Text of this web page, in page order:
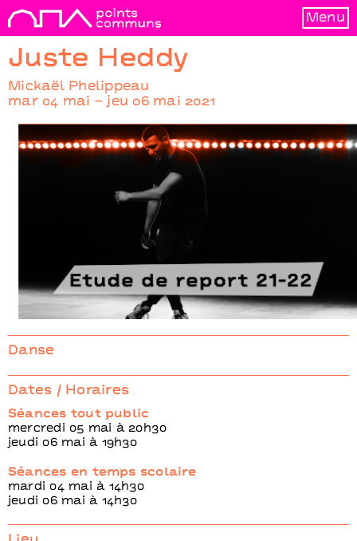
Menu
Juste Heddy
Mickaël Phelippeau
mar 04 mai – jeu 06 mai 2021
Juste Heddy
Mickaël Phelippeau
Danse
Dates / Horaires
Séances tout public
mercredi 05 mai à 20h30
jeudi 06 mai à 19h30
Séances en temps scolaire
mardi 04 mai à 14h30
jeudi 06 mai à 14h30